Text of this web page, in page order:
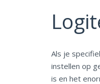
Als je
instellen op
is en het